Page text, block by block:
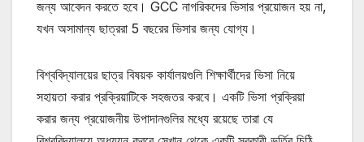
জন্য আবেদন করতে হবে। GCC নাগরিকদের ভিসার প্রয়োজন হয় না,
যখন অসামান্য ছাত্ররা 5 বছরের ভিসার জন্য যোগ্য।
বিশ্ববিদ্যালয়ের ছাত্র বিষয়ক কার্যালয়গুলি শিক্ষার্থীদের ভিসা নিয়ে
সহায়তা করার প্রক্রিয়াটিকে সহজতর করবে। একটি ভিসা প্রক্রিয়া
করার জন্য প্রয়োজনীয় উপাদানগুলির মধ্যে রয়েছে তারা যে